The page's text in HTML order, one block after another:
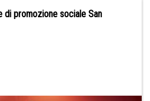
di promozione sociale San